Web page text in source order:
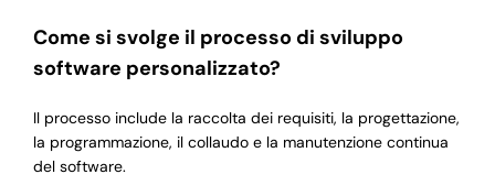
Come si svolge il processo di sviluppo
software personalizzato?
Il processo include la raccolta dei requisiti, la progettazione,
la programmazione, il collaudo e la manutenzione continua
del software.